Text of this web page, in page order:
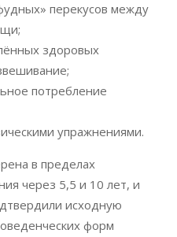
перекусов между
здоровых
потребление
упражнениями.
в пределах
через 5,5 и 10 лет, и
исходную
форм